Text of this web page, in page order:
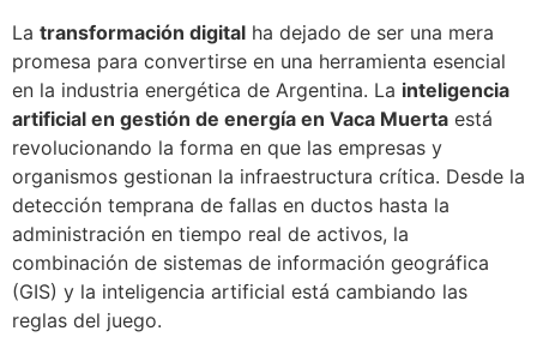
La transformación digital ha dejado de ser una mera
promesa para convertirse en una herramienta esencial
en la industria energética de Argentina. La inteligencia
artificial en gestión de energía en Vaca Muerta está
revolucionando la forma en que las empresas y
organismos gestionan la infraestructura crítica. Desde la
detección temprana de fallas en ductos hasta la
administración en tiempo real de activos, la
combinación de sistemas de información geográfica
(GIS) y la inteligencia artificial está cambiando las
reglas del juego.